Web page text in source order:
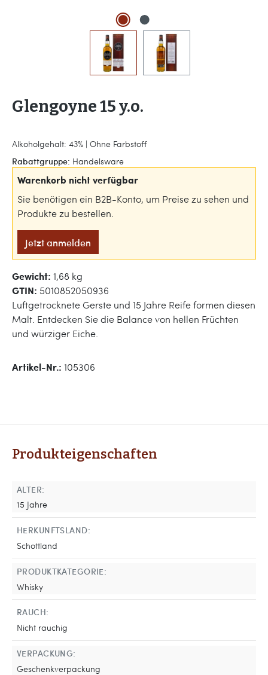
Glengoyne 15 y.o.
Alkoholgehalt: 43% | Ohne Farbstoff
Rabattgruppe: Handelsware
Warenkorb nicht verfügbar
Sie benötigen ein B2B-Konto, um Preise zu sehen und
Produkte zu bestellen.
Jetzt anmelden
Gewicht: 1,68 kg
GTIN: 5010852050936
Luftgetrocknete Gerste und 15 Jahre Reife formen diesen
Malt. Entdecken Sie die Balance von hellen Früchten
und würziger Eiche.
Artikel-Nr.: 105306
Produkteigenschaften
ALTER:
15 Jahre
HERKUNFTSLAND:
Schottland
PRODUKTKATEGORIE:
Whisky
RAUCH:
Nicht rauchig
VERPACKUNG:
Geschenkverpackung